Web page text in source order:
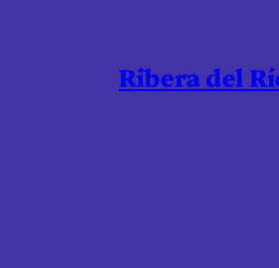
Ribera del